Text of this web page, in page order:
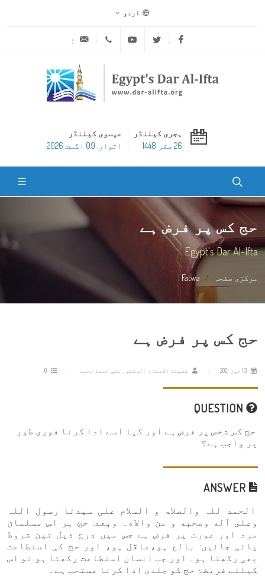
اردو
Facebook
Twitter
Youtube
ہجری کیلنڈر
26 صفر 1448
عیسوی کیلنڈر
اتوار, 09 اگست 2026
حج کس پر فرض ہے
Egypt's Dar Al-Ifta
مرکزی صفحہ Fatwa حج کس پر فرض ہے
حج کس پر فرض ہے
فضيلة الأستاذ الدكتور علي جمعة محمد
حج کس شخص پر فرض ہے اور کیا اسے ادا کرنا فوری طور
پر واجب ہے؟
الحمد للہ والصلاۃ و السلام علی سيدنا رسول اللہ
وعلى آله وصحبه و من والاه۔ وبعد: حج ہر اس مسلمان
مرد اور عورت پر فرض ہے جس میں درج ذیل تین شروط
پائی جائیں: بالغ ہو،عاقل ہو، اور حج کی استطاعت
بھی رکھتا ہو۔ اور جب انسان استطاعت رکھتا ہو تو اس
کیلئے فریضۂ حج کو جلدی ادا کرنا مستحب ہے۔